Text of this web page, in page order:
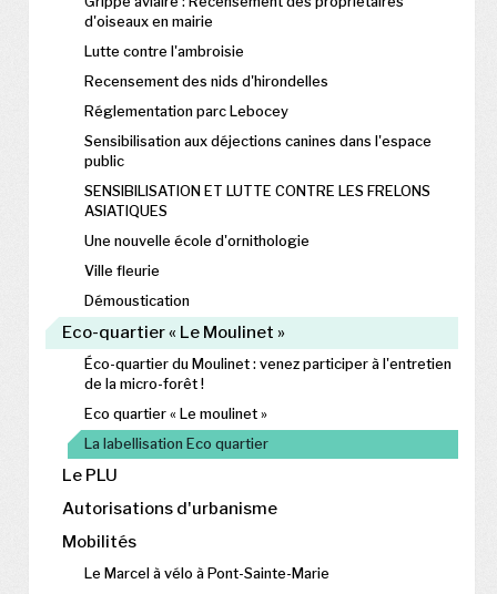
d'oiseaux en mairie
Lutte contre l'ambroisie
Recensement des nids d'hirondelles
Réglementation parc Lebocey
Sensibilisation aux déjections canines dans l'espace
public
SENSIBILISATION ET LUTTE CONTRE LES FRELONS
ASIATIQUES
Une nouvelle école d'ornithologie
Ville fleurie
Démoustication
Eco-quartier « Le Moulinet »
Éco-quartier du Moulinet : venez participer à l'entretien
de la micro-forêt !
Eco quartier « Le moulinet »
La labellisation Eco quartier
Le PLU
Autorisations d'urbanisme
Mobilités
Le Marcel à vélo à Pont-Sainte-Marie